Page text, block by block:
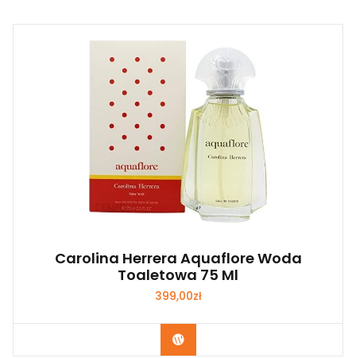
Carolina Herrera Aquaflore Woda
Toaletowa 75 Ml
399,00zł
Zobacz